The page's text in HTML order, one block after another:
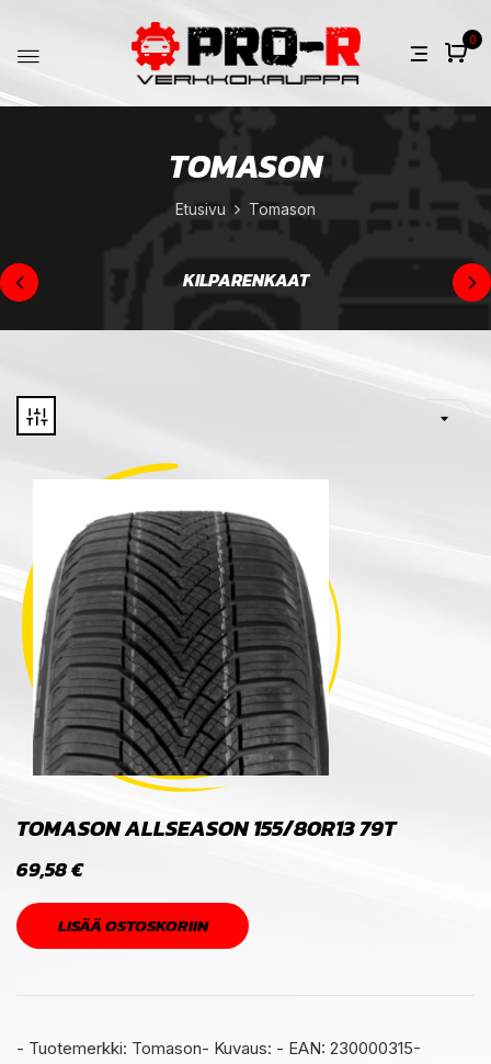
0
TOMASON
Etusivu Tomason
KILPARENKAAT
TOMASON ALLSEASON 155/80R13 79T
69,58€
LISÄÄ OSTOSKORIIN
- Tuotemerkki: Tomason- Kuvaus: - EAN: 230000315-